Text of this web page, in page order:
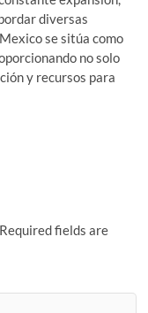
diversas
se sitúa como
no solo
y recursos para
Required fields are